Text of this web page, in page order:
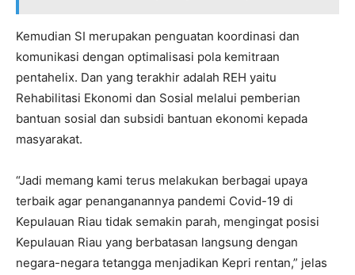
Kemudian SI merupakan penguatan koordinasi dan
komunikasi dengan optimalisasi pola kemitraan
pentahelix. Dan yang terakhir adalah REH yaitu
Rehabilitasi Ekonomi dan Sosial melalui pemberian
bantuan sosial dan subsidi bantuan ekonomi kepada
masyarakat.
“Jadi memang kami terus melakukan berbagai upaya
terbaik agar penanganannya pandemi Covid-19 di
Kepulauan Riau tidak semakin parah, mengingat posisi
Kepulauan Riau yang berbatasan langsung dengan
negara-negara tetangga menjadikan Kepri rentan,” jelas